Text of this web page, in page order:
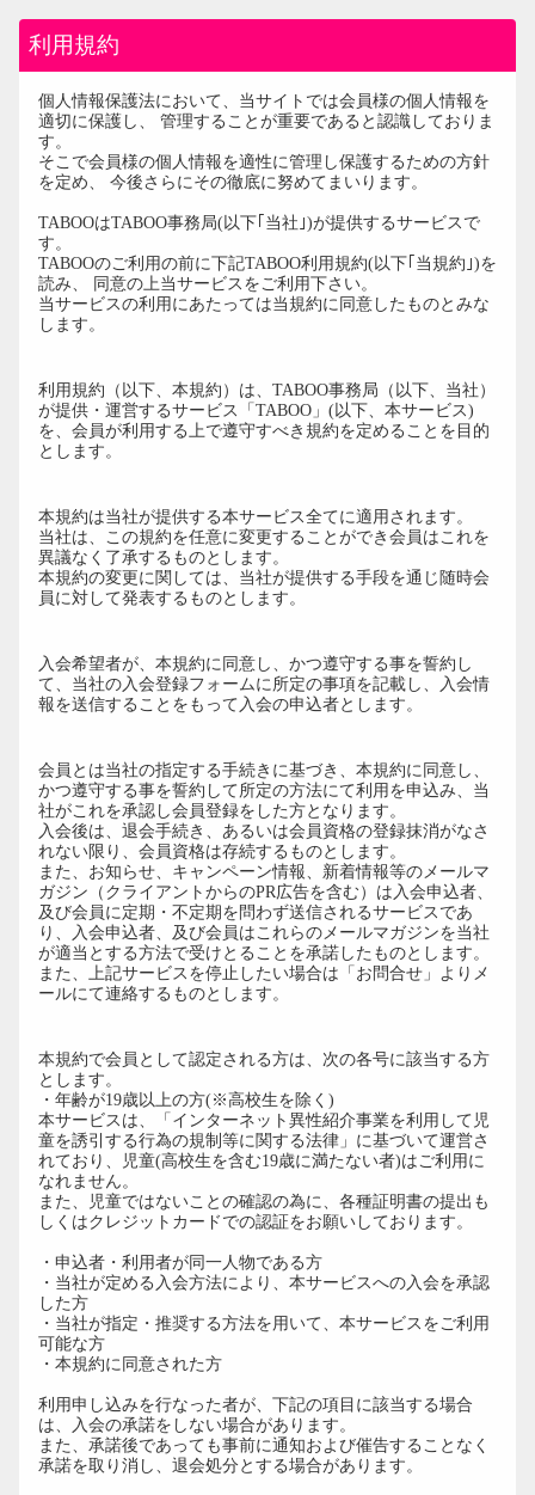
利用規約
個人情報保護法において、当サイトでは会員様の個人情報を
適切に保護し、 管理することが重要であると認識しておりま
す。
そこで会員様の個人情報を適性に管理し保護するための方針
を定め、 今後さらにその徹底に努めてまいります。
TABOOはTABOO事務局(以下｢当社｣)が提供するサービスで
す。
TABOOのご利用の前に下記TABOO利用規約(以下｢当規約｣)を
読み、 同意の上当サービスをご利用下さい。
当サービスの利用にあたっては当規約に同意したものとみな
します。
利用規約（以下、本規約）は、TABOO事務局（以下、当社）
が提供・運営するサービス「TABOO」(以下、本サービス)
を、会員が利用する上で遵守すべき規約を定めることを目的
とします。
本規約は当社が提供する本サービス全てに適用されます。
当社は、この規約を任意に変更することができ会員はこれを
異議なく了承するものとします。
本規約の変更に関しては、当社が提供する手段を通じ随時会
員に対して発表するものとします。
入会希望者が、本規約に同意し、かつ遵守する事を誓約し
て、当社の入会登録フォームに所定の事項を記載し、入会情
報を送信することをもって入会の申込者とします。
会員とは当社の指定する手続きに基づき、本規約に同意し、
かつ遵守する事を誓約して所定の方法にて利用を申込み、当
社がこれを承認し会員登録をした方となります。
入会後は、退会手続き、あるいは会員資格の登録抹消がなさ
れない限り、会員資格は存続するものとします。
また、お知らせ、キャンペーン情報、新着情報等のメールマ
ガジン（クライアントからのPR広告を含む）は入会申込者、
及び会員に定期・不定期を問わず送信されるサービスであ
り、入会申込者、及び会員はこれらのメールマガジンを当社
が適当とする方法で受けとることを承諾したものとします。
また、上記サービスを停止したい場合は「お問合せ」よりメ
ールにて連絡するものとします。
本規約で会員として認定される方は、次の各号に該当する方
とします。
・年齢が19歳以上の方(※高校生を除く)
本サービスは、「インターネット異性紹介事業を利用して児
童を誘引する行為の規制等に関する法律」に基づいて運営さ
れており、児童(高校生を含む19歳に満たない者)はご利用に
なれません。
また、児童ではないことの確認の為に、各種証明書の提出も
しくはクレジットカードでの認証をお願いしております。
・申込者・利用者が同一人物である方
・当社が定める入会方法により、本サービスへの入会を承認
した方
・当社が指定・推奨する方法を用いて、本サービスをご利用
可能な方
・本規約に同意された方
利用申し込みを行なった者が、下記の項目に該当する場合
は、入会の承諾をしない場合があります。
また、承諾後であっても事前に通知および催告することなく
承諾を取り消し、退会処分とする場合があります。